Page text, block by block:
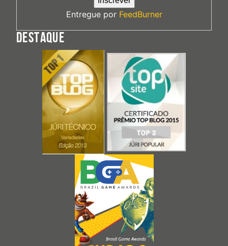
Entregue por FeedBurner
DESTAQUE